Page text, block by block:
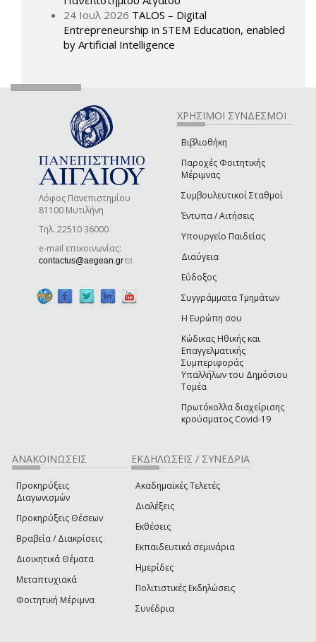
24 Ιουλ 2026 TALOS – Digital
Entrepreneurship in STEM Education, enabled
by Artificial Intelligence
Λόφος Πανεπιστημίου
81100 Μυτιλήνη
Τηλ. 22510 36000
e-mail επικοινωνίας:
contactus@aegean.gr(link sends e-mail)
ΧΡΗΣΙΜΟΙ ΣΥΝΔΕΣΜΟΙ
Βιβλιοθήκη
Παροχές Φοιτητικής
Μέριμνας
Συμβουλευτικοί Σταθμοί
Έντυπα / Αιτήσεις
Υπουργείο Παιδείας
Διαύγεια
Εύδοξος
Συγγράμματα Τμημάτων
Η Ευρώπη σου
Κώδικας Ηθικής και
Επαγγελματικής
Συμπεριφοράς
Υπαλλήλων του Δημόσιου
Τομέα
Πρωτόκολλα διαχείρισης
κρούσματος Covid-19
ΑΝΑΚΟΙΝΩΣΕΙΣ
Προκηρύξεις
Διαγωνισμών
Προκηρύξεις Θέσεων
Βραβεία / Διακρίσεις
Διοικητικά Θέματα
Μεταπτυχιακά
Φοιτητική Μέριμνα
ΕΚΔΗΛΩΣΕΙΣ / ΣΥΝΕΔΡΙΑ
Ακαδημαϊκές Τελετές
Διαλέξεις
Εκθέσεις
Εκπαιδευτικά σεμινάρια
Ημερίδες
Πολιτιστικές Εκδηλώσεις
Συνέδρια